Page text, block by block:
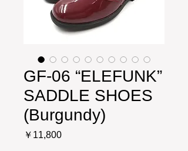
GF-06 “ELEFUNK”
SADDLE SHOES
(Burgundy)
￥11,800価